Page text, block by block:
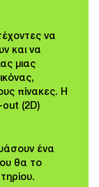
να
και να
μιας
πίνακες. Η
out (2D)
ένα
θα το